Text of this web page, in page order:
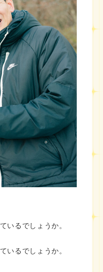
いるでしょうか。
いるでしょうか。